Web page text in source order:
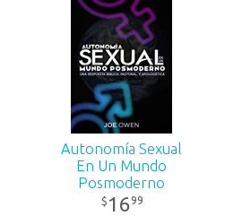
que promoverá el
la Palabra de Dios, que es
inspirada e
para niños. ¡Espero poder
y los papás de América
in Genesis Latin America
Autonomía Sexual
En Un Mundo
Posmoderno
$ 1699